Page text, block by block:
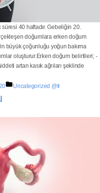
40 haftadır. Gebeliğin 20.
doğumlara erken doğum
büyük çoğunluğu yoğun bakıma
oluşturur.Erken doğum belirtileri; -
artan kasık ağrıları şeklinde
Uncategorized @tr